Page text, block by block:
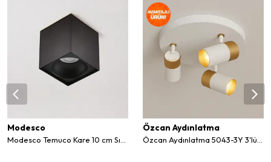
Modesco Özcan Aydınlatma